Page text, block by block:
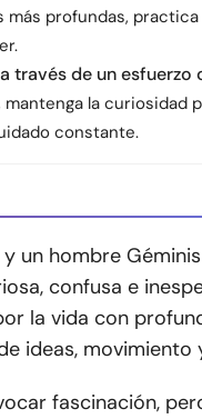
profundas,
través de un esfuerzo
la curiosidad
constante.
un hombre
confusa e
la vida con
ideas, movimiento
fascinación,